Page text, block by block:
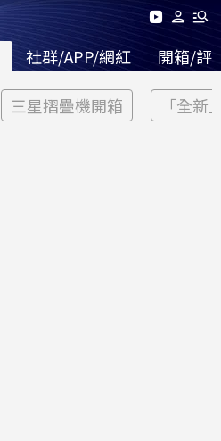
社群/APP/網紅 開箱/評
三星摺疊機開箱 「全新